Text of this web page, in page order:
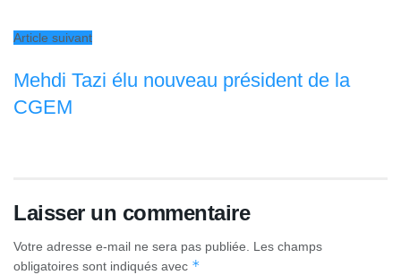
Article suivant
Mehdi Tazi élu nouveau président de la
CGEM
Laisser un commentaire
Votre adresse e-mail ne sera pas publiée.
Les champs
obligatoires sont indiqués avec *